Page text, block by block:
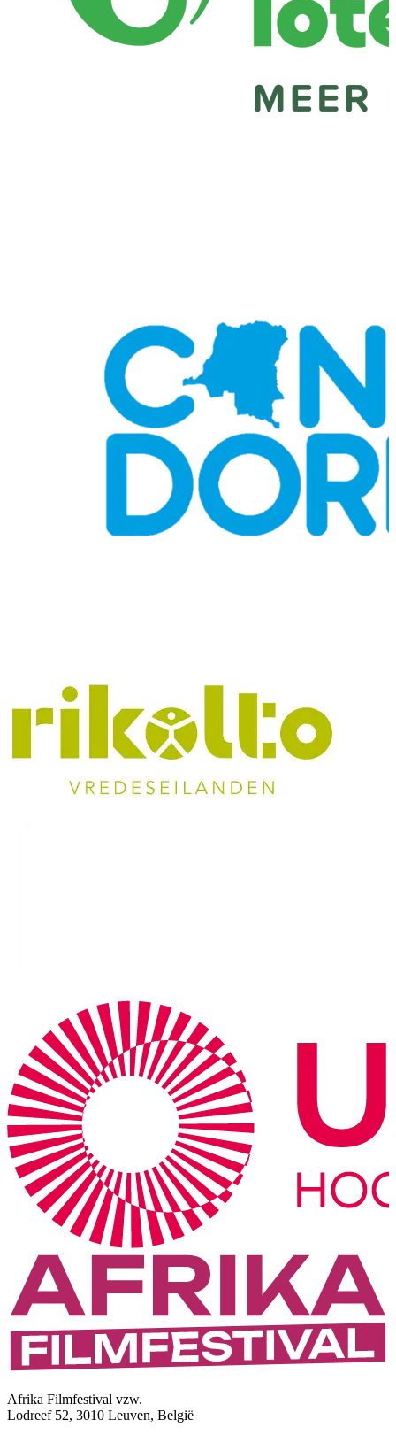
Afrika Filmfestival vzw.
Lodreef 52, 3010 Leuven, België